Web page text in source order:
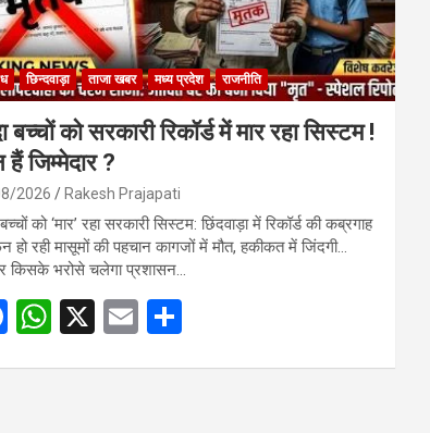
छिन्दवाड़ा ताजा खबर मध्य प्रदेश राजनीति
बच्चों को सरकारी रिकॉर्ड में मार रहा सिस्टम !
हैं जिम्मेदार ?
2026 Rakesh Prajapati
को ‘मार’ रहा सरकारी सिस्टम: छिंदवाड़ा में रिकॉर्ड की कब्रगाह
हो रही मासूमों की पहचान कागजों में मौत, हकीकत में जिंदगी…
किसके भरोसे चलेगा प्रशासन…
F
W X
E